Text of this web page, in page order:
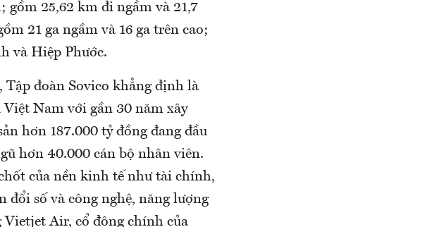
gồm 25,62 km đi ngầm và 21,7
21 ga ngầm và 16 ga trên cao;
và Hiệp Phước.
Tập đoàn Sovico khẳng định là
Nam với gần 30 năm xây
hơn 187.000 tỷ đồng đang đầu
hơn 40.000 cán bộ nhân viên.
của nền kinh tế như tài chính,
đổi số và công nghệ, năng lượng
Vietjet Air, cổ đông chính của